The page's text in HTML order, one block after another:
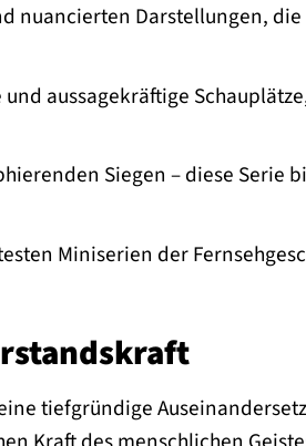
nuancierten Darstellungen, die
aussagekräftige
Siegen – diese Serie
Miniserien der
tiefgründige